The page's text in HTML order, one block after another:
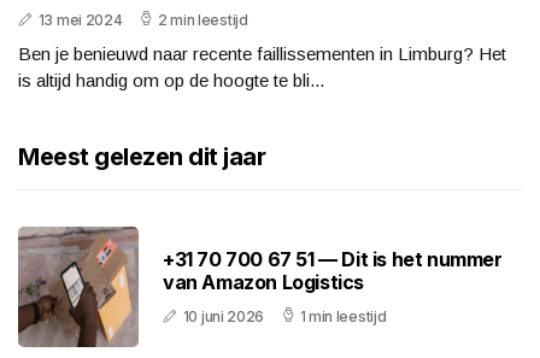
13 mei 2024 2 min leestijd
Ben je benieuwd naar recente faillissementen in Limburg? Het
is altijd handig om op de hoogte te bli...
Meest gelezen dit jaar
+31 70 700 67 51 — Dit is het nummer
van Amazon Logistics
10 juni 2026 1 min leestijd